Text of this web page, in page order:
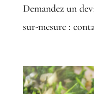
Demandez un
sur-mesure :